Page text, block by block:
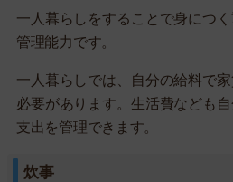
一人暮らしをすることで身につ
管理能力です。
一人暮らしでは、自分の給料で
必要があります。生活費なども
支出を管理できます。
炊事